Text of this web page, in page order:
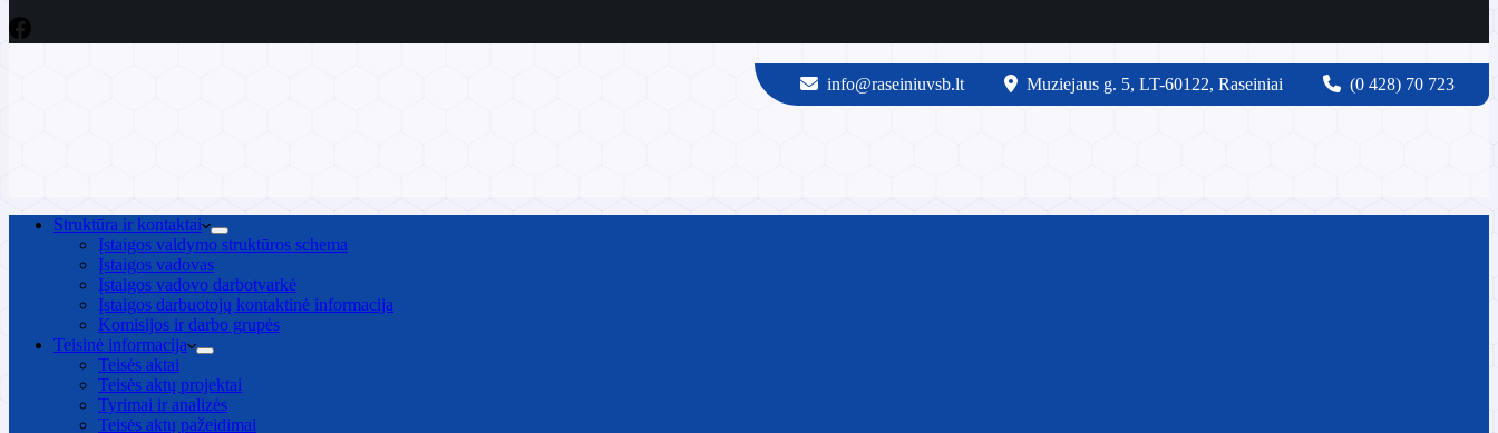
info@raseiniuvsb.lt Muziejaus g. 5, LT-60122, Raseiniai (0 428) 70 723
Struktūra ir kontaktai
Įstaigos valdymo struktūros schema
Įstaigos vadovas
Įstaigos vadovo darbotvarkė
Įstaigos darbuotojų kontaktinė informacija
Komisijos ir darbo grupės
Teisinė informacija
Teisės aktai
Teisės aktų projektai
Tyrimai ir analizės
Teisės aktų pažeidimai